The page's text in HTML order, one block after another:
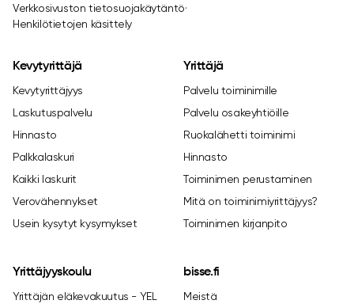
Verkkosivuston tietosuojakäytäntö·
Henkilötietojen käsittely
Kevytyrittäjä
Kevytyrittäjyys
Laskutuspalvelu
Hinnasto
Palkkalaskuri
Kaikki laskurit
Verovähennykset
Usein kysytyt kysymykset
Yrittäjä
Palvelu toiminimille
Palvelu osakeyhtiöille
Ruokalähetti toiminimi
Hinnasto
Toiminimen perustaminen
Mitä on toiminimiyrittäjyys?
Toiminimen kirjanpito
Yrittäjyyskoulu
Yrittäjän eläkevakuutus - YEL
bisse.fi
Meistä